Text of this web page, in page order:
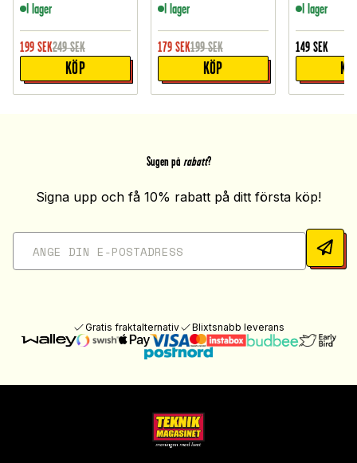
I lager
199 SEK249 SEK
KÖP
I lager
179 SEK199 SEK
KÖP
I lager
149 SEK
Sugen på rabatt?
Signa upp och få 10% rabatt på ditt första köp!
Gratis fraktalternativ Blixtsnabb leverans